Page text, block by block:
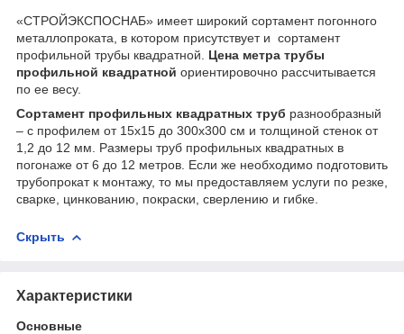
«СТРОЙЭКСПОСНАБ» имеет широкий сортамент погонного
металлопроката, в котором присутствует и сортамент
профильной трубы квадратной. Цена метра трубы
профильной квадратной ориентировочно рассчитывается
по ее весу.
Сортамент профильных квадратных труб разнообразный
– с профилем от 15х15 до 300х300 см и толщиной стенок от
1,2 до 12 мм. Размеры труб профильных квадратных в
погонаже от 6 до 12 метров. Если же необходимо подготовить
трубопрокат к монтажу, то мы предоставляем услуги по резке,
сварке, цинкованию, покраски, сверлению и гибке.
Скрыть
Характеристики
Основные